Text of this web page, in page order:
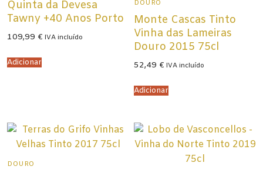
Quinta da Devesa
Tawny +40 Anos Porto
109,99 € IVA incluído
Adicionar
DOURO
Monte Cascas Tinto
Vinha das Lameiras
Douro 2015 75cl
52,49 € IVA incluído
Adicionar
DOURO